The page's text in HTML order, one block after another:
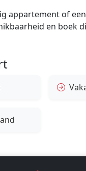
appartement of
en boek